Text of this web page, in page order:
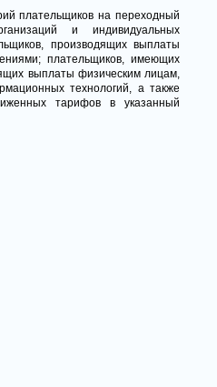
плательщиков на переходный
и индивидуальных
производящих выплаты
плательщиков, имеющих
выплаты физическим лицам,
технологий, а также
тарифов в указанный